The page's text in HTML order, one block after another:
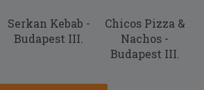
Serkan Kebab -
Budapest III.
Chicos Pizza &
Nachos -
Budapest III.